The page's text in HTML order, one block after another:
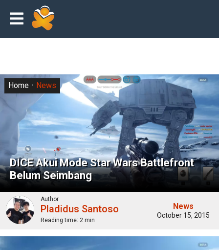
DICE Akui Mode Star Wars Battlefront
Belum Seimbang
Home News
Author
Pladidus Santoso
Reading time: 2 min
News
October 15, 2015